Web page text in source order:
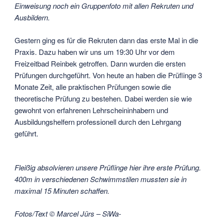
Einweisung noch ein Gruppenfoto mit allen Rekruten und
Ausbildern.
Gestern ging es für die Rekruten dann das erste Mal in die
Praxis. Dazu haben wir uns um 19:30 Uhr vor dem
Freizeitbad Reinbek getroffen. Dann wurden die ersten
Prüfungen durchgeführt. Von heute an haben die Prüflinge 3
Monate Zeit, alle praktischen Prüfungen sowie die
theoretische Prüfung zu bestehen. Dabei werden sie wie
gewohnt von erfahrenen Lehrscheininhabern und
Ausbildungshelfern professionell durch den Lehrgang
geführt.
Fleißig absolvieren unsere Prüflinge hier ihre erste Prüfung.
400m in verschiedenen Schwimmstilen mussten sie in
maximal 15 Minuten schaffen.
Fotos/Text © Marcel Jürs – SiWa-